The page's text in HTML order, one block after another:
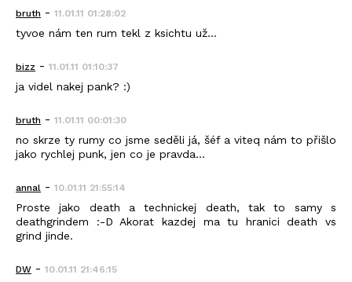
bruth - 11.01.11 01:28:02
tyvoe nám ten rum tekl z ksichtu už...
bizz - 11.01.11 01:10:37
ja videl nakej pank? :)
bruth - 11.01.11 00:01:30
no skrze ty rumy co jsme seděli já, šéf a viteq nám to přišlo
jako rychlej punk, jen co je pravda...
annal - 10.01.11 21:55:14
Proste jako death a technickej death, tak to samy s
deathgrindem :-D Akorat kazdej ma tu hranici death vs
grind jinde.
DW - 10.01.11 21:46:15